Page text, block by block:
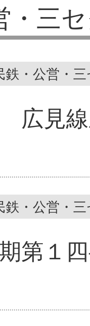
・三
鉄・公営・
広見
鉄・公営・
第１